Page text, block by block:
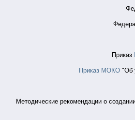
Приказ
Приказ МОКО"Об
Методические рекомендации о